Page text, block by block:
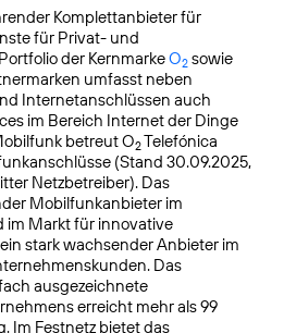
Komplettanbieter für
für Privat- und
der KernmarkeO2 sowie
umfasst neben
Internetanschlüssen auch
im Bereich Internet der Dinge
betreut O2Telefónica
(Stand 30.09.2025,
Netzbetreiber). Das
Mobilfunkanbieter im
im Markt für innovative
stark wachsender Anbieter im
Das
ausgezeichnete
erreicht mehr als 99
Im Festnetz bietet das